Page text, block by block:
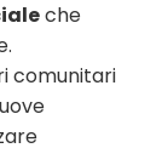
che
comunitari